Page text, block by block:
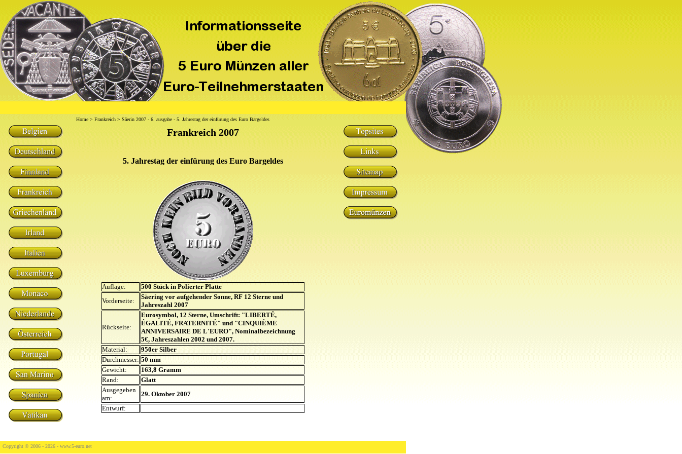
Home > Frankreich > Säerin 2007 - 6. ausgabe - 5. Jahrestag der einfürung des Euro Bargeldes
Frankreich 2007
5. Jahrestag der einfürung des Euro Bargeldes
Auflage:
500 Stück in Polierter Platte
Vorderseite:
Säering vor aufgehender Sonne, RF 12 Sterne und
Jahreszahl 2007
Rückseite:
Eurosymbol, 12 Sterne, Umschrift: "LIBERTÉ,
ÉGALITÉ, FRATERNITÉ" und "CINQUIÈME
ANNIVERSAIRE DE L'EURO", Nominalbezeichnung
5€, Jahreszahlen 2002 und 2007.
Material:
950er Silber
Durchmesser: 50 mm
Gewicht:
163,8 Gramm
Rand:
Glatt
Ausgegeben
am:
29. Oktober 2007
Entwurf:
Copyright © 2006 - 2026 - www.5-euro.net